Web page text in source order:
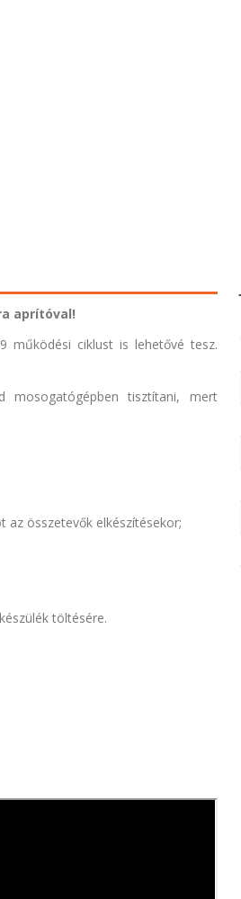
aprítóval!
ciklust is lehetővé tesz.
mosogatógépben tisztítani, mert
az összetevők elkészítésekor;
töltésére.